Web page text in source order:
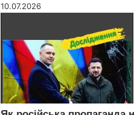
10.07.2026